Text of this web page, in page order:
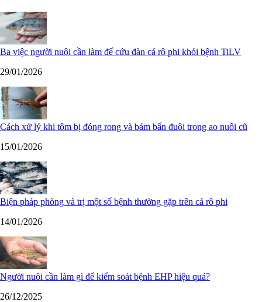
Ba việc người nuôi cần làm để cứu đàn cá rô phi khỏi bệnh TiLV
29/01/2026
Cách xử lý khi tôm bị đóng rong và bám bẩn đuôi trong ao nuôi cũ
15/01/2026
Biện pháp phòng và trị một số bệnh thường gặp trên cá rô phi
14/01/2026
Người nuôi cần làm gì để kiểm soát bệnh EHP hiệu quả?
26/12/2025